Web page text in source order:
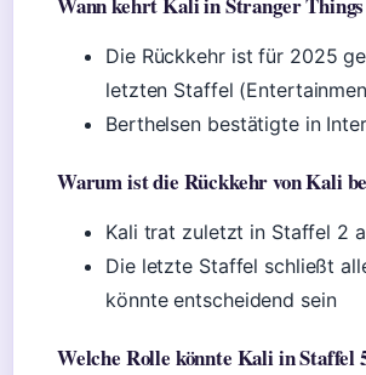
Die Rückkehr ist für 2025
letzten Staffel
Berthelsen bestätigte in
Warum ist die Rückkehr von Kali
Kali trat zuletzt in Staffel 2
Die letzte Staffel schließt
könnte entscheidend sein
Welche Rolle könnte Kali in Staffel